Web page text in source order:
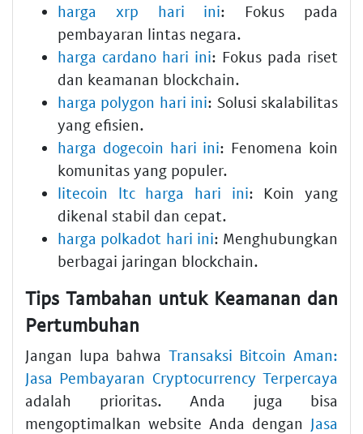
harga xrp hari ini: Fokus pada
pembayaran lintas negara.
harga cardano hari ini: Fokus pada riset
dan keamanan blockchain.
harga polygon hari ini: Solusi skalabilitas
yang efisien.
harga dogecoin hari ini: Fenomena koin
komunitas yang populer.
litecoin ltc harga hari ini: Koin yang
dikenal stabil dan cepat.
harga polkadot hari ini: Menghubungkan
berbagai jaringan blockchain.
Tips Tambahan untuk Keamanan dan
Pertumbuhan
Jangan lupa bahwa Transaksi Bitcoin Aman:
Jasa Pembayaran Cryptocurrency Terpercaya
adalah prioritas. Anda juga bisa
mengoptimalkan website Anda dengan Jasa